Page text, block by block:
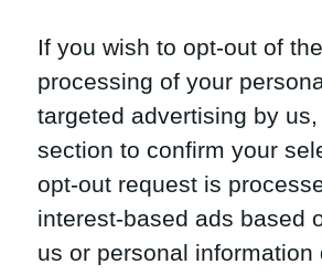
If you wish to opt-out of
processing of your
targeted advertising by
section to confirm your
opt-out request is
interest-based ads based
us or personal